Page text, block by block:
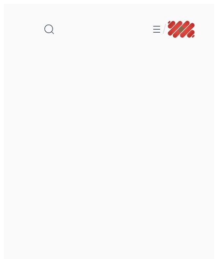
المحتوى
/